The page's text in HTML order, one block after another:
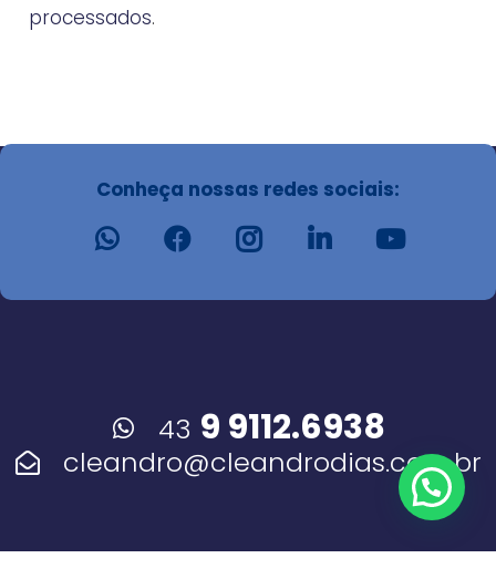
processados.
Conheça nossas redes sociais:
43 9 9112.6938
cleandro@cleandrodias.com.br